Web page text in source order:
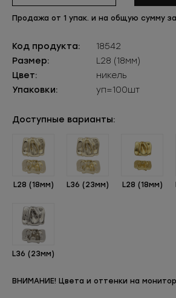
Продажа от 1 упак. и на общую сумму
Код продукта:
18542
Размер:
L28 (18мм)
Цвет:
никель
Упаковки:
уп=100шт
Доступные варианты:
L28 (18мм) L36 (23мм) L28 (18мм)
L36 (23мм)
ВНИМАНИЕ! Цвета и оттенки на